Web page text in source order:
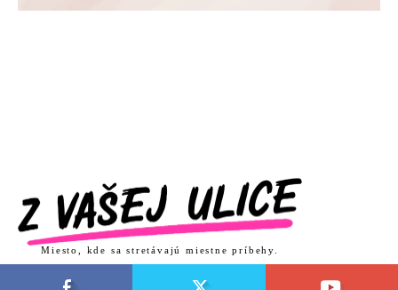
Miesto, kde sa stretávajú miestne príbehy.